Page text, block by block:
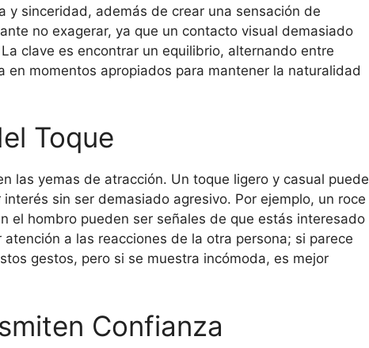
y sinceridad, además de crear una sensación de
no exagerar, ya que un contacto visual demasiado
clave es encontrar un equilibrio, alternando entre
en momentos apropiados para mantener la naturalidad
Toque
las yemas de atracción. Un toque ligero y casual puede
sin ser demasiado agresivo. Por ejemplo, un roce
el hombro pueden ser señales de que estás interesado
a las reacciones de la otra persona; si parece
gestos, pero si se muestra incómoda, es mejor
Confianza